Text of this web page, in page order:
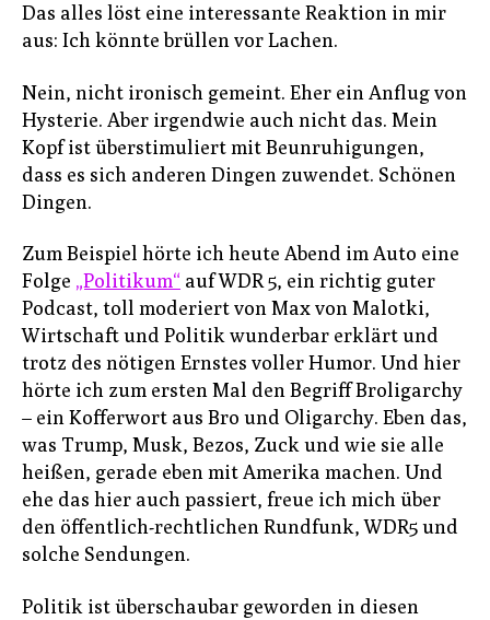
Das alles löst eine interessante Reaktion in mir
aus: Ich könnte brüllen vor Lachen.
Nein, nicht ironisch gemeint. Eher ein Anflug von
Hysterie. Aber irgendwie auch nicht das. Mein
Kopf ist überstimuliert mit Beunruhigungen,
dass es sich anderen Dingen zuwendet. Schönen
Dingen.
Zum Beispiel hörte ich heute Abend im Auto eine
Folge „Politikum“ auf WDR 5, ein richtig guter
Podcast, toll moderiert von Max von Malotki,
Wirtschaft und Politik wunderbar erklärt und
trotz des nötigen Ernstes voller Humor. Und hier
hörte ich zum ersten Mal den Begriff Broligarchy
– ein Kofferwort aus Bro und Oligarchy. Eben das,
was Trump, Musk, Bezos, Zuck und wie sie alle
heißen, gerade eben mit Amerika machen. Und
ehe das hier auch passiert, freue ich mich über
den öffentlich-rechtlichen Rundfunk, WDR5 und
solche Sendungen.
Politik ist überschaubar geworden in diesen